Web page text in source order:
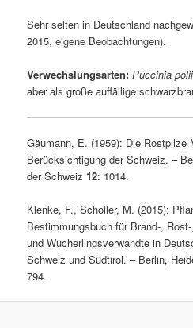
Sehr selten in Deutschland
2015, eigene Beobachtungen).
Verwechslungsarten: Puccinia
aber als große auffällige
Gäumann, E. (1959): Die Rostpilze
Berücksichtigung der Schweiz. –
der Schweiz12: 1014.
Klenke, F., Scholler, M. (2015):
Bestimmungsbuch für Brand-,
und Wucherlingsverwandte in
Schweiz und Südtirol. – Berlin,
794.